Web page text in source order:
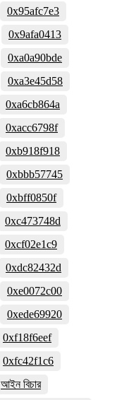
0x95afc7e3
0x9afa0413
0xa0a90bde
0xa3e45d58
0xa6cb864a
0xacc6798f
0xb918f918
0xbbb57745
0xbff0850f
0xc473748d
0xcf02e1c9
0xdc82432d
0xe0072c00
0xede69920
0xf18f6eef
0xfc42f1c6
আইন বিচার